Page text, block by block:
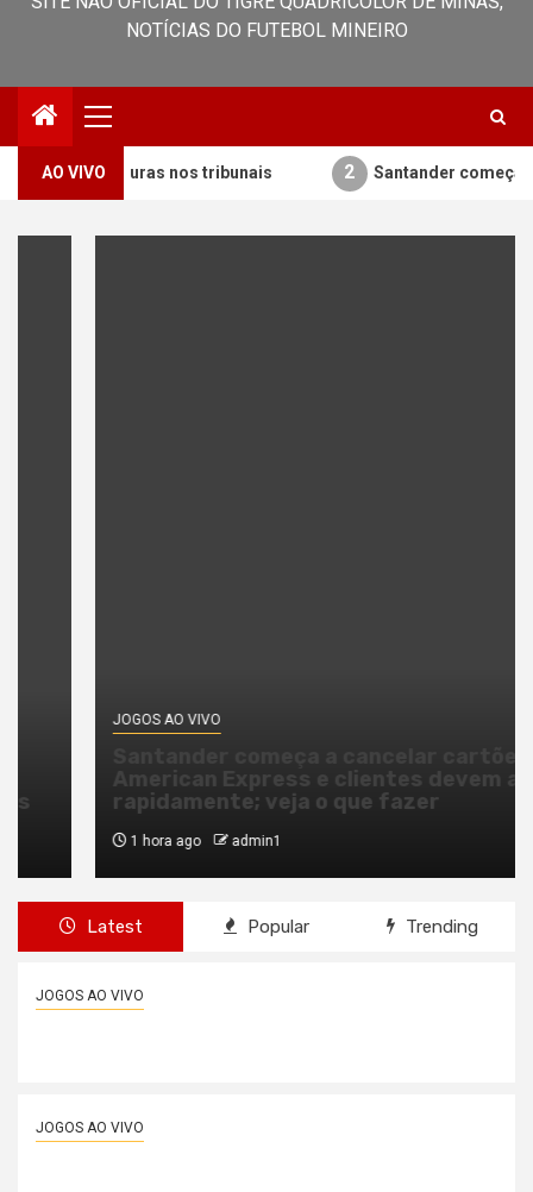
NOTÍCIAS DO FUTEBOL MINEIRO
Primary
Menu
AO VIVOnos tribunais Santander começa a
JOGOS AO VIVO
American Express e clientes devem agir
rapidamente; veja o que fazer
1 hora ago admin1
Latest Popular Trending
JOGOS AO VIVO
JOGOS AO VIVO